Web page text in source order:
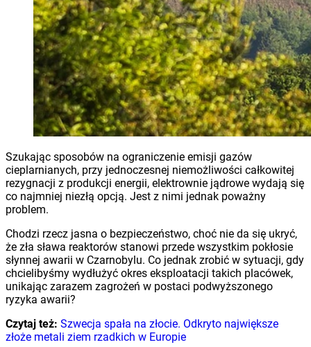
Szukając sposobów na ograniczenie emisji gazów
cieplarnianych, przy jednoczesnej niemożliwości całkowitej
rezygnacji z produkcji energii, elektrownie jądrowe wydają się
co najmniej niezłą opcją. Jest z nimi jednak poważny
problem.
Chodzi rzecz jasna o bezpieczeństwo, choć nie da się ukryć,
że zła sława reaktorów stanowi przede wszystkim pokłosie
słynnej awarii w Czarnobylu. Co jednak zrobić w sytuacji, gdy
chcielibyśmy wydłużyć okres eksploatacji takich placówek,
unikając zarazem zagrożeń w postaci podwyższonego
ryzyka awarii?
Czytaj też: Szwecja spała na złocie. Odkryto największe
złoże metali ziem rzadkich w Europie